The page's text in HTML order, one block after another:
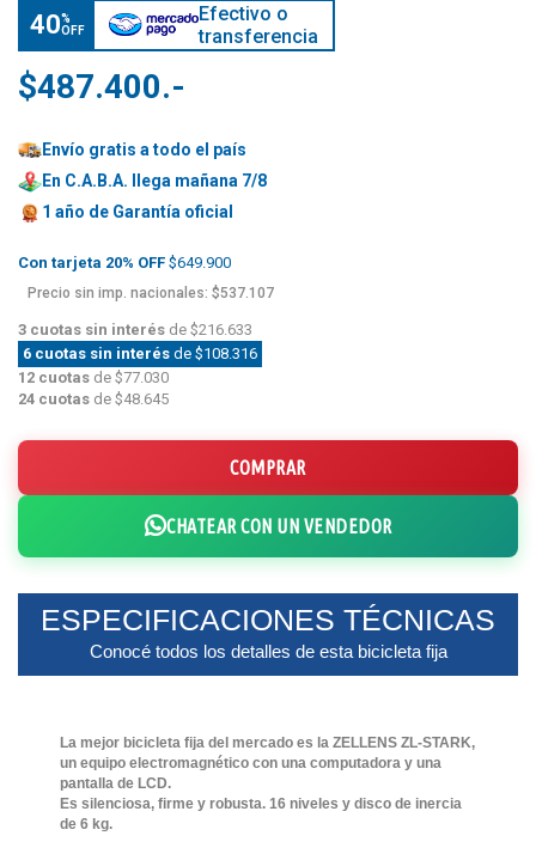
40%
OFF
Efectivo o
transferencia
$487.400.-
Envío gratis a todo el país
En C.A.B.A. llega mañana 7/8
1 año de Garantía oficial
Con tarjeta 20% OFF $649.900
Precio sin imp. nacionales: $537.107
3 cuotas sin interés de $216.633
6 cuotas sin interés de $108.316
12 cuotas de $77.030
24 cuotas de $48.645
COMPRAR
CHATEAR CON UN VENDEDOR
ESPECIFICACIONES TÉCNICAS
Conocé todos los detalles de esta bicicleta fija
La mejor bicicleta fija del mercado es la ZELLENS ZL-STARK,
un equipo electromagnético con una computadora y una
pantalla de LCD.
Es silenciosa, firme y robusta. 16 niveles y disco de inercia
de 6 kg.